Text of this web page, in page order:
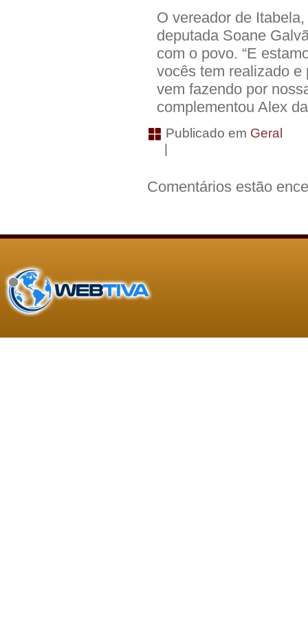
O vereador de
deputada Soane
com o povo. “E
vocês tem realizado e
vem fazendo por
complementou Alex
Publicado em Geral
Comentários estão